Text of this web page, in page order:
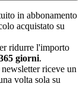
in abbonamento
acquistato su
ridurre l'importo
giorni.
riceve un
volta sola su